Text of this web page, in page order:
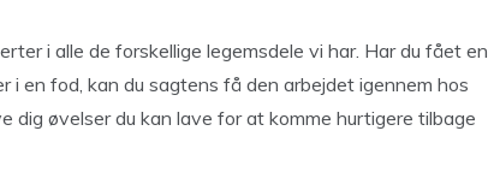
i alle de forskellige legemsdele vi har. Har du fået en
i en fod, kan du sagtens få den arbejdet igennem hos
dig øvelser du kan lave for at komme hurtigere tilbage